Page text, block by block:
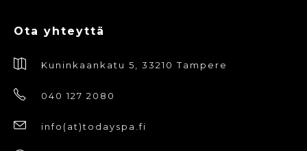
Ota yhteyttä
Kuninkaankatu 5, 33210 Tampere
040 127 2080
info(at)todayspa.fi